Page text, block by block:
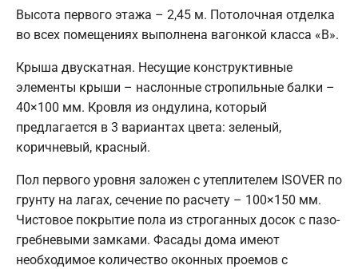
Высота первого этажа – 2,45 м. Потолочная отделка
во всех помещениях выполнена вагонкой класса «В».
Крыша двускатная. Несущие конструктивные
элементы крыши – наслонные стропильные балки –
40×100 мм. Кровля из ондулина, который
предлагается в 3 вариантах цвета: зеленый,
коричневый, красный.
Пол первого уровня заложен с утеплителем ISOVER по
грунту на лагах, сечение по расчету – 100×150 мм.
Чистовое покрытие пола из строганных досок с пазо-
гребневыми замками. Фасады дома имеют
необходимое количество оконных проемов с